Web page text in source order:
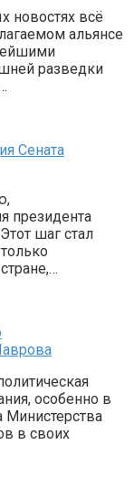
новостях всё
альянсе
разведки
Сената
президента
шаг стал
особенно в
Министерства
в своих